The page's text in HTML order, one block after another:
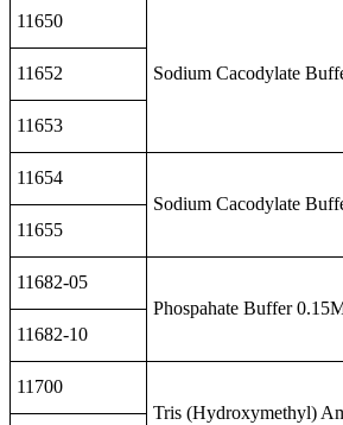
11650
Sodium Cacodylate
11652
11653
11654
Sodium Cacodylate
11655
11682-05
Phospahate Buffer
11682-10
11700
Tris (Hydroxymethyl)